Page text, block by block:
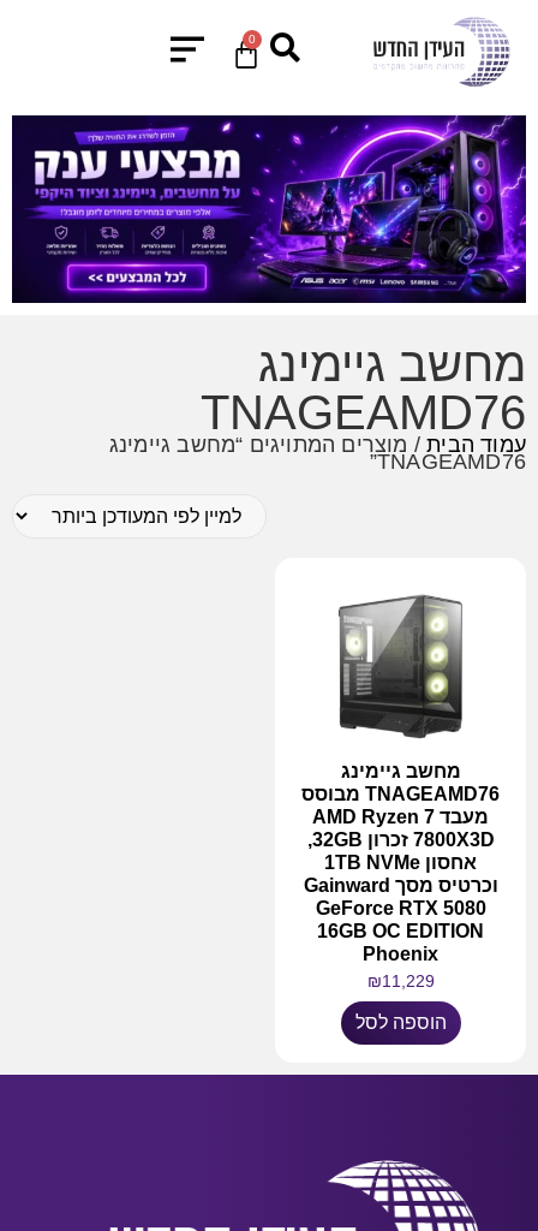
0
מחשב גיימינג
TNAGEAMD76
עמוד הבית/ מוצרים המתויגים “מחשב גיימינג
TNAGEAMD76”
מחשב גיימינג
TNAGEAMD76 מבוסס
מעבד AMD Ryzen 7
7800X3D זכרון 32GB,
אחסון 1TB NVMe
וכרטיס מסך Gainward
GeForce RTX 5080
16GB OC EDITION
Phoenix
₪11,229
הוספה לסל